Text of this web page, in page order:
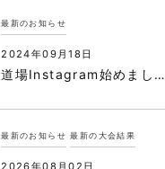
最新のお知らせ
2024年09月18日
道場Instagram始めまし…
最新のお知らせ 最新の大会結果